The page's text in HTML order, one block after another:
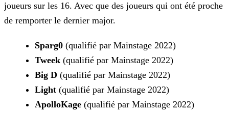
joueurs sur les 16. Avec que des joueurs qui ont été proche
de remporter le dernier major.
Sparg0 (qualifié par Mainstage 2022)
Tweek (qualifié par Mainstage 2022)
Big D (qualifié par Mainstage 2022)
Light (qualifié par Mainstage 2022)
ApolloKage (qualifié par Mainstage 2022)